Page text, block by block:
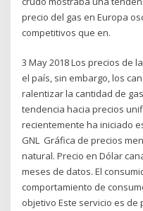
precio del gas en Europa
competitivos que en.
3 May 2018 Los precios de
el país, sin embargo, los
ralentizar la cantidad de
tendencia hacia precios
recientemente ha iniciado
GNL Gráfica de precios
natural. Precio en Dólar
meses de datos. El
comportamiento de
objetivo Este servicio es de